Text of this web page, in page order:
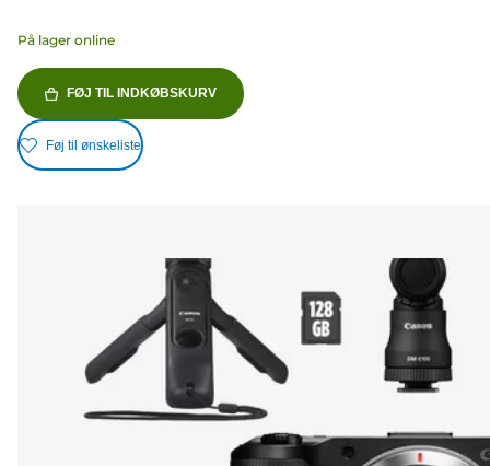
På lager online
FØJ TIL INDKØBSKURV
Føj til ønskeliste